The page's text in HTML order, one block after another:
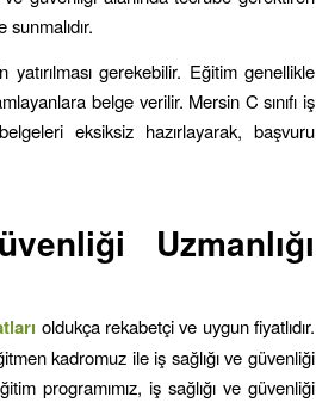
gerekebilir. Eğitim genellikle
belge verilir. Mersin C sınıfı iş
eksiksiz hazırlayarak, başvuru
Uzmanlığı
oldukça rekabetçi ve uygun fiyatlıdır.
kadromuz ile iş sağlığı ve güvenliği
programımız, iş sağlığı ve güvenliği